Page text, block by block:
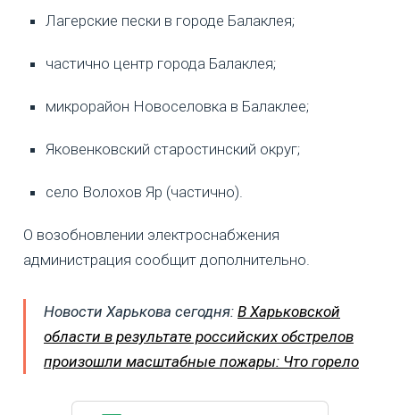
Лагерские пески в городе Балаклея;
частично центр города Балаклея;
микрорайон Новоселовка в Балаклее;
Яковенковский старостинский округ;
село Волохов Яр (частично).
О возобновлении электроснабжения
администрация сообщит дополнительно.
Новости Харькова сегодня: В Харьковской
области в результате российских обстрелов
произошли масштабные пожары: Что горело